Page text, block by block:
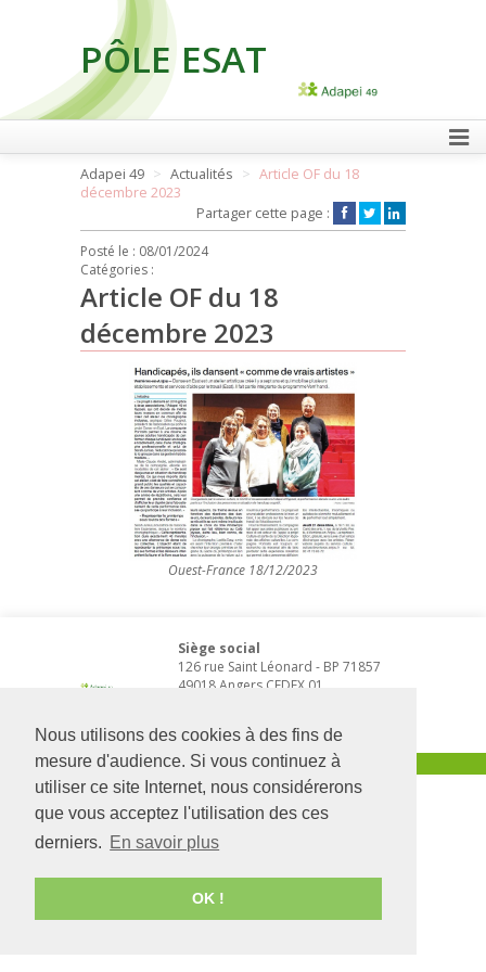
Nous utilisons des cookies à des fins de
mesure d'audience. Si vous continuez à
utiliser ce site Internet, nous considérerons
que vous acceptez l'utilisation des ces
derniers. En savoir plus
OK !
PÔLE ESAT
FAIRE UN DON
Adapei 49 Actualités
Article OF du 18
décembre 2023
Partager cette page :
Posté le : 08/01/2024
Catégories :
Article OF du 18
décembre 2023
Ouest-France 18/12/2023
Siège social
126 rue Saint Léonard - BP 71857
49018 Angers CEDEX 01
Création :Agence de communication Angers